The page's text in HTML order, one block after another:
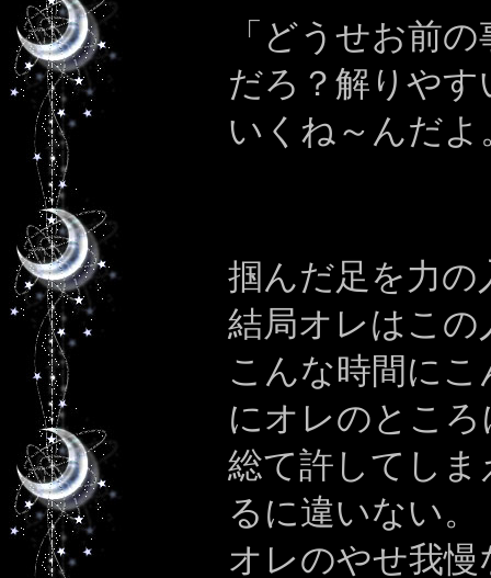
「どうせお前
だろ？解りや
いくね～んだよ
掴んだ足を力の
結局オレはこ
こんな時間に
にオレのとこ
総て許してし
るに違いない。
オレのやせ我